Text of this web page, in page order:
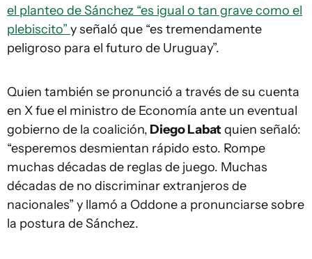
el planteo de Sánchez “es igual o tan grave como el
plebiscito” y señaló que “es tremendamente
peligroso para el futuro de Uruguay”.
Quien también se pronunció a través de su cuenta
en X fue el ministro de Economía ante un eventual
gobierno de la coalición, Diego Labat quien señaló:
“esperemos desmientan rápido esto. Rompe
muchas décadas de reglas de juego. Muchas
décadas de no discriminar extranjeros de
nacionales” y llamó a Oddone a pronunciarse sobre
la postura de Sánchez.